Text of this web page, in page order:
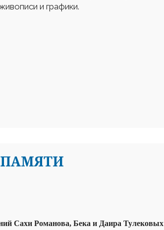
и графики.
Сахи Романова, Бека и Даира Тулековых